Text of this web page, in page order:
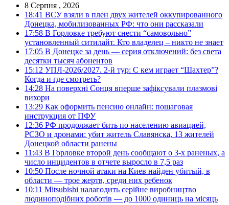
8 Серпня , 2026
18:41 ВСУ взяли в плен двух жителей оккупированного
Донецка, мобилизованных РФ: что они рассказали
17:58 В Горловке требуют снести “самовольно”
установленный ситилайт. Кто владелец – никто не знает
17:05 В Донецке за день — серия отключений: без света
десятки тысяч абонентов
15:12 УПЛ-2026/2027. 2-й тур: С кем играет “Шахтер”?
Когда и где смотреть?
14:28 На поверхні Сонця вперше зафіксували плазмові
вихори
13:29 Как оформить пенсию онлайн: пошаговая
инструкция от ПФУ
12:36 РФ продолжает бить по населению авиацией,
РСЗО и дронами: убит житель Славянска, 13 жителей
Донецкой области ранены
11:43 В Горловке второй день сообщают о 3-х раненых, а
число инцидентов в отчете выросло в 7,5 раз
10:50 После ночной атаки на Киев найден убитый, в
области — трое жертв, среди них ребенок
10:11 Mitsubishi налагодить серійне виробництво
людиноподібних роботів — до 1000 одиниць на місяць